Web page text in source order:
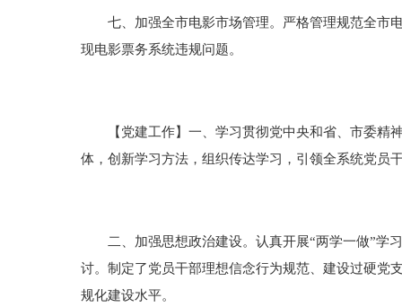
七、加强全市电影市场管理。严格管理规范全市电
现电影票务系统违规问题。
【党建工作】一、学习贯彻党中央和省、市委精神
体，创新学习方法，组织传达学习，引领全系统党员
二、加强思想政治建设。认真开展“两学一做”学习
讨。制定了党员干部理想信念行为规范、建设过硬党
规化建设水平。